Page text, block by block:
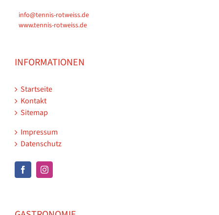
info@tennis-rotweiss.de
www.tennis-rotweiss.de
INFORMATIONEN
Startseite
Kontakt
Sitemap
Impressum
Datenschutz